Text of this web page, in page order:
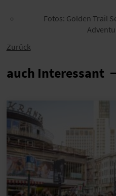
Fotos: Golden Trail
Zurück
auch Interessant